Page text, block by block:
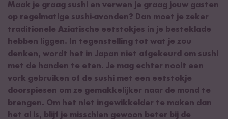
Maak je graag sushi en verwen je graag jouw gasten
op regelmatige sushi-avonden? Dan moet je zeker
traditionele Aziatische eetstokjes in je besteklade
hebben liggen. In tegenstelling tot wat je zou
denken, wordt het in Japan niet afgekeurd om sushi
met de handen te eten. Je mag echter nooit een
vork gebruiken of de sushi met een eetstokje
doorspiesen om ze gemakkelijker naar de mond te
brengen. Om het niet ingewikkelder te maken dan
het al is, blijf je misschien gewoon beter bij de